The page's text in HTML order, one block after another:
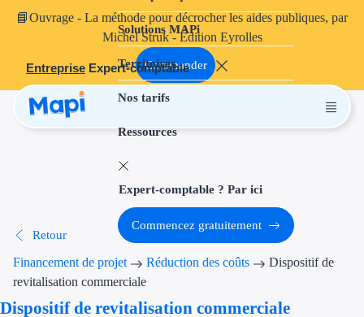
📘Ouvrage - La méthode pour décrocher les aides publiques, par
Michel Struk - Édition Eyrolles
Commander
Entreprise Expert-comptable
Solutions MAPi
Territoires
Nos tarifs
Ressources
Projets finançables
Aides à
Aides
Thématiques
Financement
Expert-comptable ? Par ici
Commencez gratuitement
Retour
Financement de projet Réduction des coûts
Dispositif de
revitalisation commerciale
Dispositif de revitalisation commerciale